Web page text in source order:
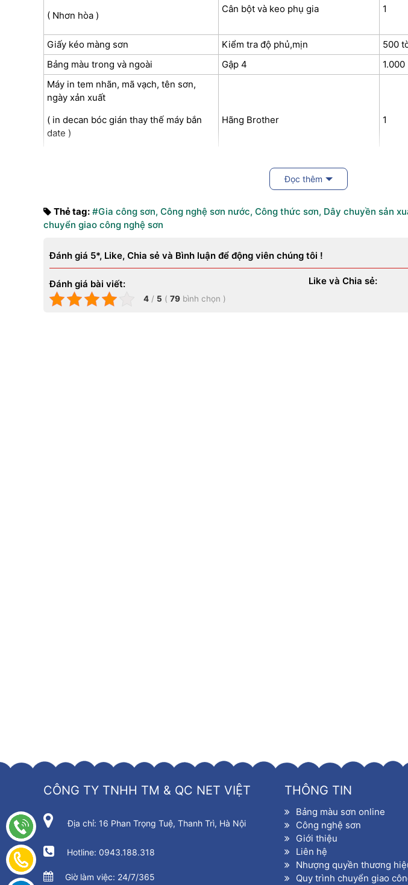
( Nhơn hòa )
Cân bột và keo phụ gia 1
Giấy kéo màng sơn Kiểm tra độ phủ,mịn 500
Bảng màu trong và ngoài
Gập 4 1.000
Máy in tem nhãn, mã vạch, tên sơn,
ngày xản xuất
( in decan bóc gián thay thế máy bắn
date )
Hãng Brother 1
màu in
1 vỏ
Máy bơm định lượng nước
Combo bộ thiết bị chiết rót định lượng
sơn, màng bơm…đóng nắp tự động
( Dựa vào sản lượng sản xuất hãy đầu tư
Từ 3 – 5 tấn/ngày ) đầu tư sau
Cân sơn theo chỉ số, đóng nắp
thùng tự động
Danh sách sản phẩm sơn
Công nghệ sơn nước| Chuyên cung cấp mô hình chuyển giao quy trình sản xuất
chuẩn hợp quy hợp Quy chuẩn, tiêu chuẩn Việt Nam(TCVN)-hợp chuẩn, tiêu chuẩn
khu vực (En, CEM,…) và tiêu chuẩn quốc tế (ISO, IEC,…)…Làm theo tiêu chí chất lượng
Đọc thêm
Thẻ tag: #Gia công sơn, Công nghệ sơn nước, Công thức sơn, Dây chuyền sản
chuyển giao công nghệ sơn
Đánh giá 5*, Like, Chia sẻ và Bình luận để động viên chúng tôi !
Đánh giá bài viết:
4 / 5 ( 79 bình chọn )
Like và Chia sẻ:
CÔNG TY TNHH TM & QC NET VIỆT
Địa chỉ: 16 Phan Trọng Tuệ, Thanh Trì, Hà Nội
Hotline: 0943.188.318
Giờ làm việc: 24/7/365
THÔNG TIN
Bảng màu sơn online
Công nghệ sơn
Giới thiệu
Liên hệ
Nhượng quyền thương
Quy trình chuyển giao